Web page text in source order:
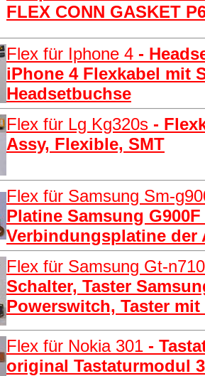
FLEX CONN GASKET
Flex für Iphone 4 -
iPhone 4 Flexkabel mit
Headsetbuchse
Flex für Lg Kg320s -
Assy, Flexible, SMT
Flex für Samsung Sm-
Platine Samsung
Verbindungsplatine der
Flex für Samsung Gt-
Schalter, Taster
Powerswitch, Taster
Flex für Nokia 301 -
original Tastaturmodul